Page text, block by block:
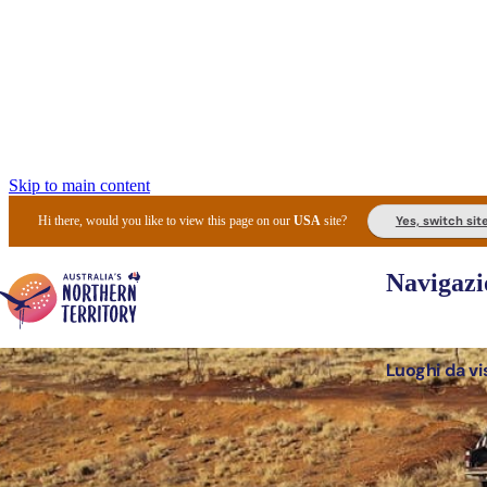
Skip to main content
Hi there, would you like to view this page on ourUSA site? Yes, switch
Luoghi da
I